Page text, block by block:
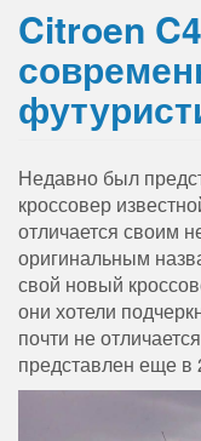
Citroen
Недавно был
кроссовер
отличается своим
оригинальным
свой новый
они хотели
почти не
представлен еще в